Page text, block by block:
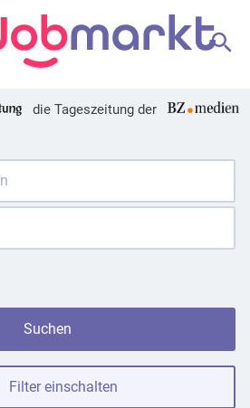
die Tageszeitung der
Suchen
Filter einschalten